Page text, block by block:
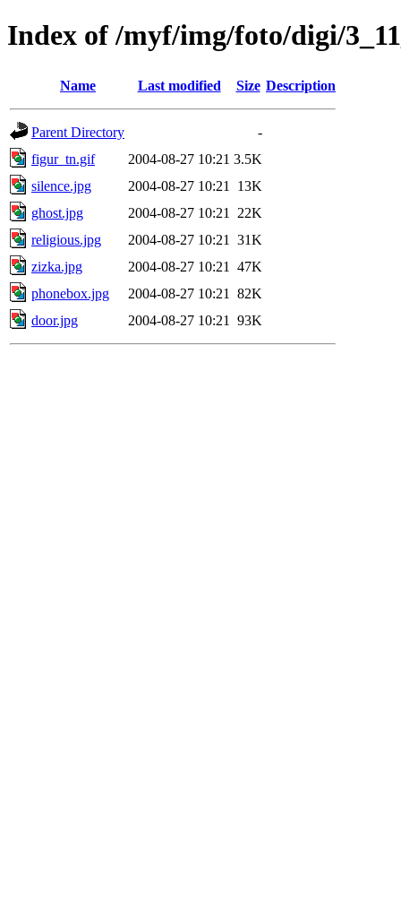
Index of /myf/img/foto/digi/
Name Last modified Size Description
Parent Directory
-
figur_tn.gif
2004-08-27 10:21 3.5K
silence.jpg
2004-08-27 10:21
13K
ghost.jpg
2004-08-27 10:21
22K
religious.jpg
2004-08-27 10:21
31K
zizka.jpg
2004-08-27 10:21
47K
phonebox.jpg
2004-08-27 10:21
82K
door.jpg
2004-08-27 10:21 93K